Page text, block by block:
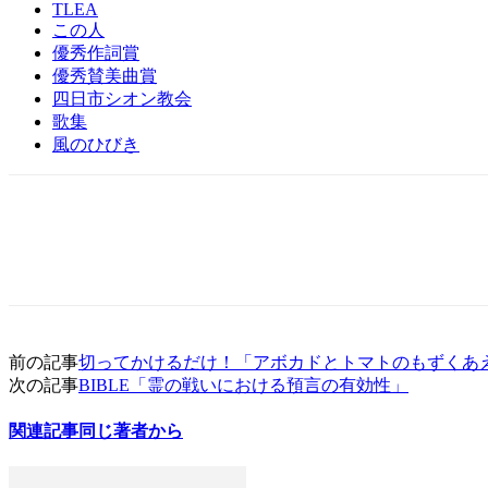
TLEA
この人
優秀作詞賞
優秀賛美曲賞
四日市シオン教会
歌集
風のひびき
前の記事切ってかけるだけ！「アボカドとトマトのもずくあ
次の記事BIBLE「霊の戦いにおける預言の有効性」
関連記事同じ著者から